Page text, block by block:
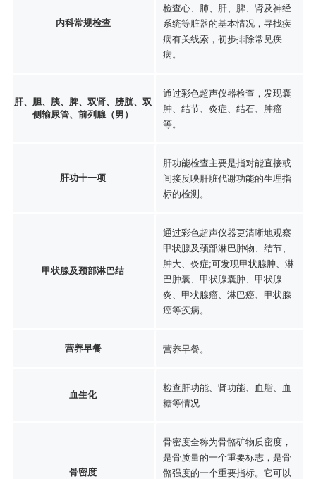
内科常规检查
检查心、肺、肝、脾、肾及神经
系统等脏器的基本情况，寻找疾
病有关线索，初步排除常见疾
病。
肝、胆、胰、脾、双肾、膀胱、双
侧输尿管、前列腺（男）
通过彩色超声仪器检查，发现囊
肿、结节、炎症、结石、肿瘤
等。
肝功十一项
肝功能检查主要是指对能直接或
间接反映肝脏代谢功能的生理指
标的检测。
甲状腺及颈部淋巴结
通过彩色超声仪器更清晰地观察
甲状腺及颈部淋巴肿物、结节、
肿大、炎症;可发现甲状腺肿、淋
巴肿囊、甲状腺囊肿、甲状腺
炎、甲状腺瘤、淋巴癌、甲状腺
癌等疾病。
营养早餐 营养早餐。
血生化
检查肝功能、肾功能、血脂、血
糖等情况
骨密度
骨密度全称为骨骼矿物质密度，
是骨质量的一个重要标志，是骨
骼强度的一个重要指标。它可以